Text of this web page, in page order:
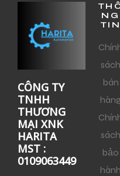
CÔNG TY
TNHH
THƯƠNG
MẠI XNK
HARITA
MST :
0109063449
NG
TIN
sách
bán
hàng
sách
bảo
hành